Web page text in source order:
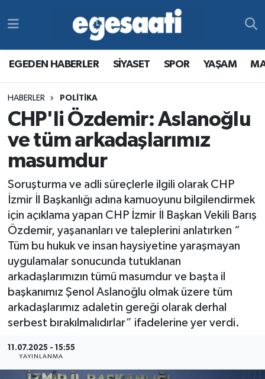
EGEDEN HABERLER SİYASET SPOR YAŞAM
HABERLER POLITIKA
CHP'li Özdemir: Aslanoğlu
ve tüm arkadaşlarımız
masumdur
Soruşturma ve adli süreçlerle ilgili olarak CHP
İzmir İl Başkanlığı adına kamuoyunu bilgilendirmek
için açıklama yapan CHP İzmir İl Başkan Vekili Barış
Özdemir, yaşananları ve taleplerini anlatırken “
Tüm bu hukuk ve insan haysiyetine yaraşmayan
uygulamalar sonucunda tutuklanan
arkadaşlarımızın tümü masumdur ve başta il
başkanımız Şenol Aslanoğlu olmak üzere tüm
arkadaşlarımız adaletin gereği olarak derhal
serbest bırakılmalıdırlar” ifadelerine yer verdi.
11.07.2025 - 15:55
YAYINLANMA
Yazarlar
MAGAZİN
RESMİ REKLAMLAR
YAŞAM
MAGAZİN
RESMİ REKLAMLAR
Egemax TV
Süper Lig Puan Durumu ve Fikstür
Tüm Manşetler
Son Dakika Haberleri
Haber Arşivi